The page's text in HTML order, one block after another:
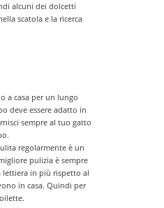
alcuni dei dolcetti
scatola e la ricerca
a casa per un lungo
deve essere adatto in
sempre al tuo gatto
regolarmente è un
pulizia è sempre
lettiera in più rispetto al
in casa. Quindi per